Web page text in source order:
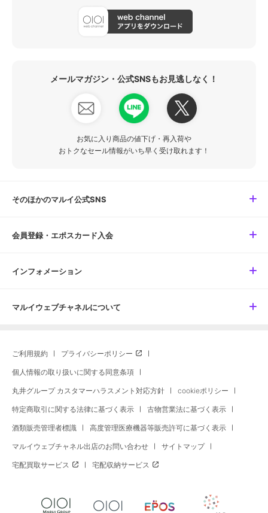
メールマガジン・公式SNSもお見逃しなく！
お気に入り商品の値下げ・再入荷や
おトクなセール情報がいち早く受け取れます！
そのほかのマルイ公式SNS
会員登録・エポスカード入会
インフォメーション
マルイウェブチャネルについて
ご利用規約 プライバシーポリシー
個人情報の取り扱いに関する同意条項
丸井グループ カスタマーハラスメント対応方針 cookieポリシー
特定商取引に関する法律に基づく表示 古物営業法に基づく表示
酒類販売管理者標識 高度管理医療機器等販売許可に基づく表示
マルイウェブチャネル出店のお問い合わせ サイトマップ
宅配買取サービス 宅配収納サービス